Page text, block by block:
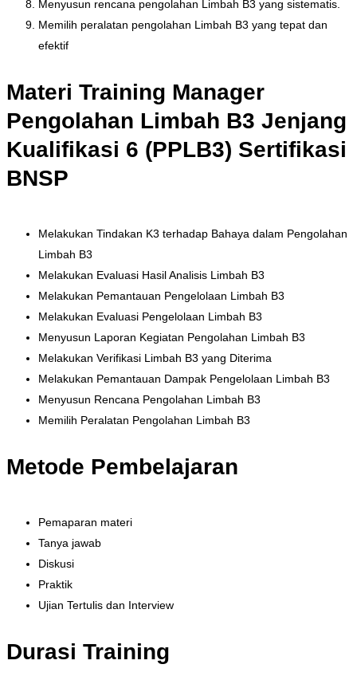
Menyusun rencana pengolahan Limbah B3 yang sistematis.
Memilih peralatan pengolahan Limbah B3 yang tepat dan
efektif
Materi Training Manager
Pengolahan Limbah B3 Jenjang
Kualifikasi 6 (PPLB3) Sertifikasi
BNSP
Melakukan Tindakan K3 terhadap Bahaya dalam Pengolahan
Limbah B3
Melakukan Evaluasi Hasil Analisis Limbah B3
Melakukan Pemantauan Pengelolaan Limbah B3
Melakukan Evaluasi Pengelolaan Limbah B3
Menyusun Laporan Kegiatan Pengolahan Limbah B3
Melakukan Verifikasi Limbah B3 yang Diterima
Melakukan Pemantauan Dampak Pengelolaan Limbah B3
Menyusun Rencana Pengolahan Limbah B3
Memilih Peralatan Pengolahan Limbah B3
Metode Pembelajaran
Pemaparan materi
Tanya jawab
Diskusi
Praktik
Ujian Tertulis dan Interview
Durasi Training